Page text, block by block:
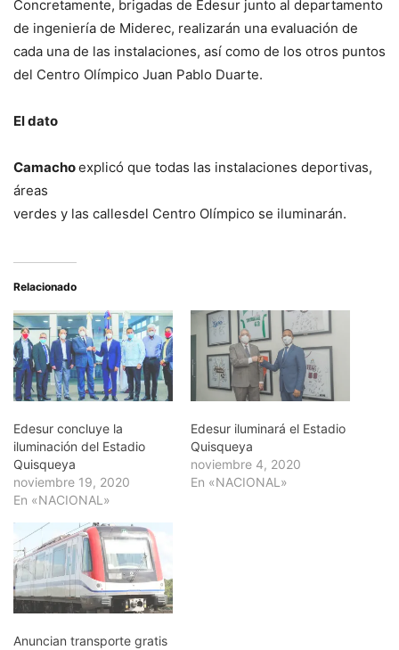
Concretamente, brigadas de Edesur junto al departamento
de ingeniería de Miderec, realizarán una evaluación de
cada una de las instalaciones, así como de los otros puntos
del Centro Olímpico Juan Pablo Duarte.
El dato
Camachoexplicó que todas las instalaciones deportivas,
áreas
verdes y las callesdel Centro Olímpico se iluminarán.
Relacionado
Edesur concluye la
iluminación del Estadio
Quisqueya
noviembre 19, 2020
En «NACIONAL»
Edesur iluminará el Estadio
Quisqueya
noviembre 4, 2020
En «NACIONAL»
Anuncian transporte gratis